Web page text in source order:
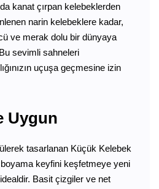
kanat çırpan kelebeklerden
narin kelebeklere kadar,
ve merak dolu bir dünyaya
sevimli sahneleri
uçuşa geçmesine izin
Uygun
tasarlanan Küçük Kelebek
keyfini keşfetmeye yeni
Basit çizgiler ve net